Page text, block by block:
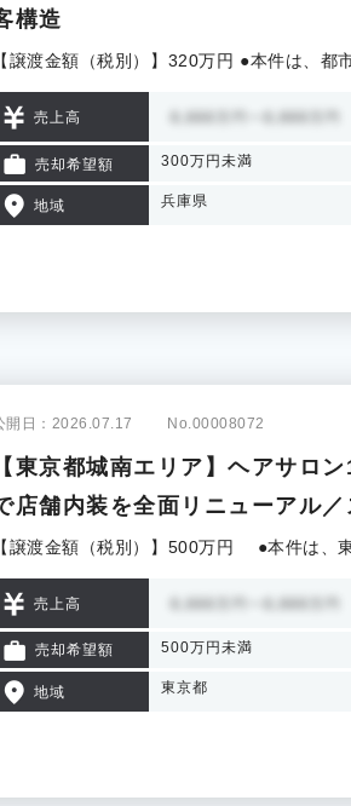
構造
譲渡金額（税別）】320万円 ●本件は、都
売上高
売却希望額 300万円未満
地域 兵庫県
開日：2026.07.17 No.00008072
東京都城南エリア】ヘアサロ
店舗内装を全面リニューアル
譲渡金額（税別）】500万円 ●本件は、
売上高
売却希望額 500万円未満
地域 東京都